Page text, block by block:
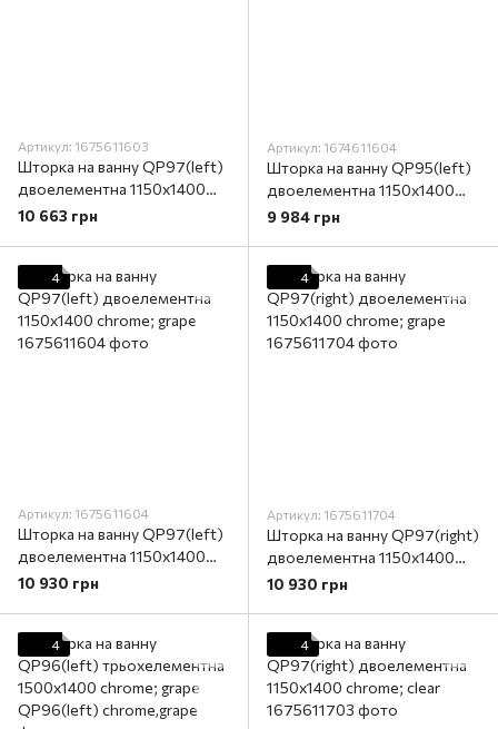
Артикул: 1675611603
Шторка на ванну QP97(left)
двоелементна 1150x1400
chrome; clear
10 663 грн
Артикул: 1674611604
Шторка на ванну QP95(left)
двоелементна 1150х1400
chrome; grape
9 984 грн
4
Артикул: 1675611604
Шторка на ванну QP97(left)
двоелементна 1150х1400
chrome; grape
10 930 грн
4
Артикул: 1675611704
Шторка на ванну QP97(right)
двоелементна 1150х1400
chrome; grape
10 930 грн
4 4